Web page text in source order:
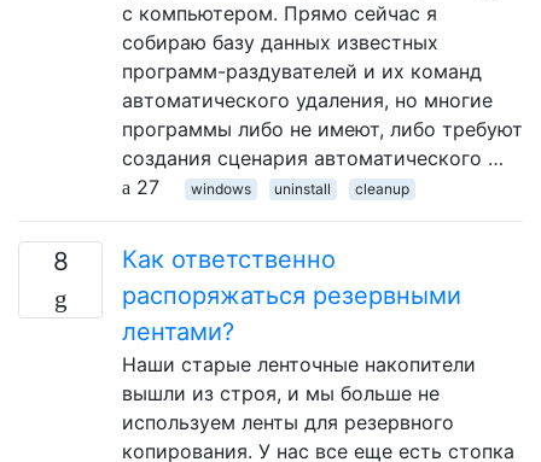
с компьютером. Прямо сейчас я
собираю базу данных известных
программ-раздувателей и их команд
автоматического удаления, но многие
программы либо не имеют, либо требуют
создания сценария автоматического …
27
windows uninstall cleanup
8
Как ответственно
распоряжаться резервными
лентами?
Наши старые ленточные накопители
вышли из строя, и мы больше не
используем ленты для резервного
копирования. У нас все еще есть стопка